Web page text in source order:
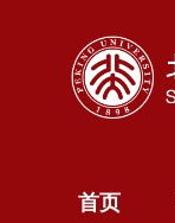
首页
首页